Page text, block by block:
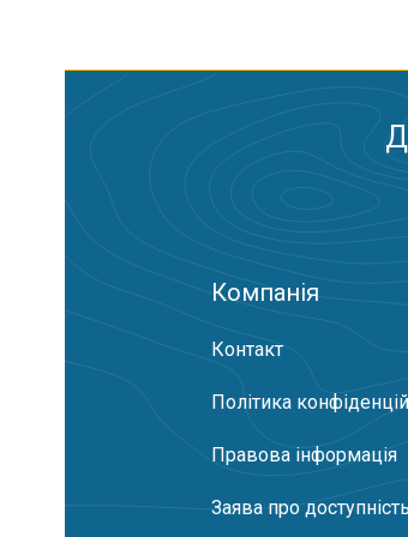
Компанія
Контакт
Політика
Правова інформація
Заява про доступність